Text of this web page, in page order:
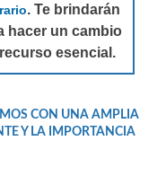
. Te brindarán
hacer un cambio
esencial.
CON UNA AMPLIA
Y LA IMPORTANCIA